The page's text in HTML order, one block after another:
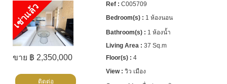
เช่าแล้ว
ขาย ฿ 2,350,000
C005709
1 ห้องนอน
1 ห้องน้ำ
37 Sq.m
4
วิว เมือง
ติดต่อ